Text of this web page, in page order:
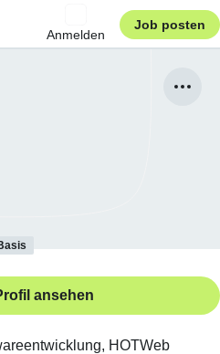
Anmelden
Job posten
ansehen
HOTWeb